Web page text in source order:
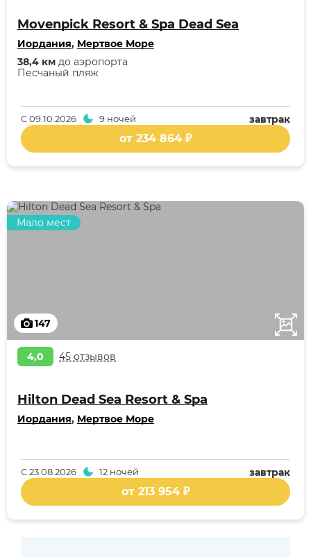
Movenpick Resort & Spa Dead Sea
Иордания, Мертвое Море
Песчаный пляж
38,4 км до аэропорта
завтрак
С09.10.2026 9 ночей
от 234 864 ₽
147
Мало мест
4,0 45 отзывов
Hilton Dead Sea Resort & Spa
Иордания, Мертвое Море
завтрак
С23.08.2026 12 ночей
от 213 954 ₽